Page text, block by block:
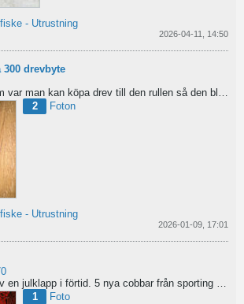
- Utrustning
2026-04-11, 14:50
300 drevbyte
2
Foton
- Utrustning
2026-01-09, 17:01
Gav mig själv en julklapp i förtid. 5 nya cobbar från sporting och världens trevligaste Dansk.
1
Foto